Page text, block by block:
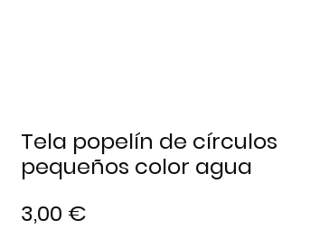
Tela popelín de círculos
pequeños color agua
3,00 €